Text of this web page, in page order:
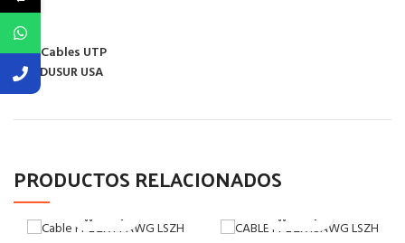
…
Mas Cables UTP
CONDUSUR USA
PRODUCTOS RELACIONADOS